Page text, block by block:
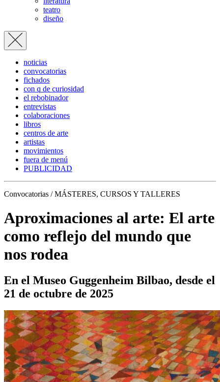
teatro
diseño
noticias
convocatorias
fichados
con q de curiosidad
el rebobinador
entrevistas
colaboraciones
libros
centros de arte
artistas
movimientos
fuera de menú
PUBLICIDAD
Convocatorias / MÁSTERES, CURSOS Y TALLERES
Aproximaciones al arte: El arte
como reflejo del mundo que
nos rodea
En el Museo Guggenheim Bilbao, desde el
21 de octubre de 2025